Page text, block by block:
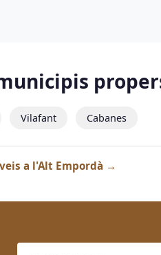
Vilafant Cabanes
a l'Alt Empordà →